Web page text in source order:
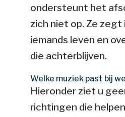
ondersteunt het
zich niet op. Ze
iemands leven en
die achterblijven.
Welke muziek past bij
Hieronder ziet u
richtingen die